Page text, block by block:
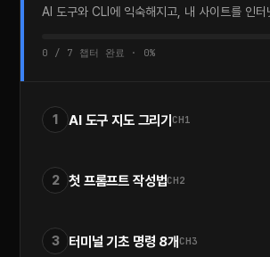
AI 도구와 CLI에 익숙해지고, 내 사이트를 인터
0 / 7 챕터 완료 · 0%
1 AI 도구 지도 그리기CH1
2 첫 프롬프트 작성법CH2
3 터미널 기초 명령 8개CH3